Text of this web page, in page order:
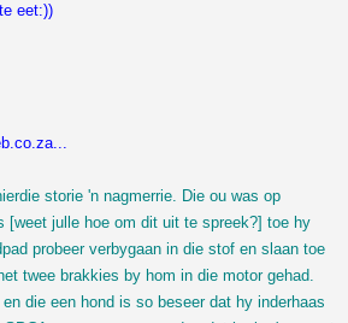
eet:))
storie 'n nagmerrie. Die ou was op
[weet julle hoe om dit uit te spreek?] toe hy
probeer verbygaan in die stof en slaan toe
twee brakkies by hom in die motor gehad.
die een hond is so beseer dat hy inderhaas